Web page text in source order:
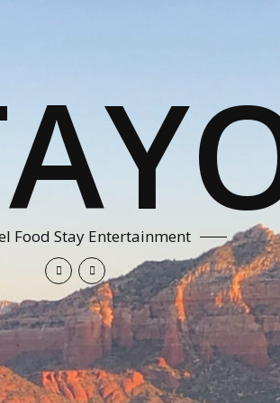
Food Stay Entertainment